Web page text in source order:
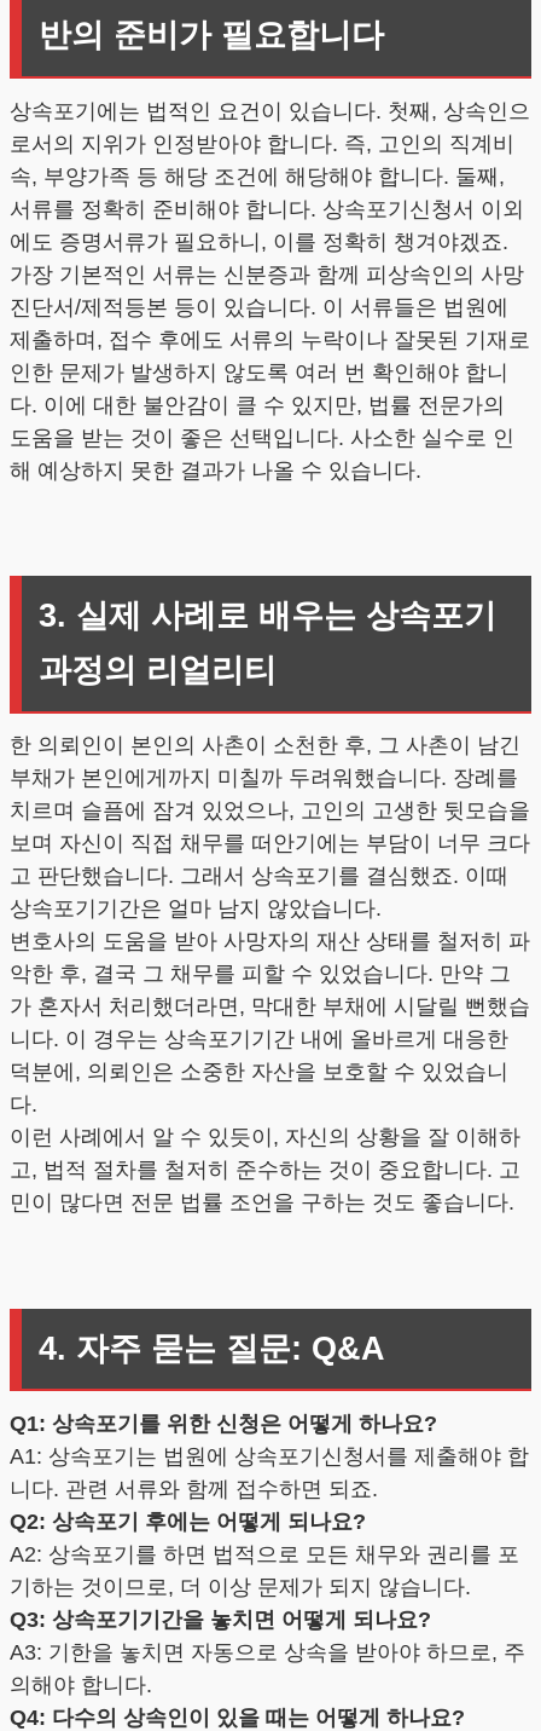
반의 준비가 필요합니다
상속포기에는 법적인 요건이 있습니다. 첫째, 상속인으
로서의 지위가 인정받아야 합니다. 즉, 고인의 직계비
속, 부양가족 등 해당 조건에 해당해야 합니다. 둘째,
서류를 정확히 준비해야 합니다. 상속포기신청서 이외
에도 증명서류가 필요하니, 이를 정확히 챙겨야겠죠.
가장 기본적인 서류는 신분증과 함께 피상속인의 사망
진단서/제적등본 등이 있습니다. 이 서류들은 법원에
제출하며, 접수 후에도 서류의 누락이나 잘못된 기재로
인한 문제가 발생하지 않도록 여러 번 확인해야 합니
다. 이에 대한 불안감이 클 수 있지만, 법률 전문가의
도움을 받는 것이 좋은 선택입니다. 사소한 실수로 인
해 예상하지 못한 결과가 나올 수 있습니다.
3. 실제 사례로 배우는 상속포기
과정의 리얼리티
한 의뢰인이 본인의 사촌이 소천한 후, 그 사촌이 남긴
부채가 본인에게까지 미칠까 두려워했습니다. 장례를
치르며 슬픔에 잠겨 있었으나, 고인의 고생한 뒷모습을
보며 자신이 직접 채무를 떠안기에는 부담이 너무 크다
고 판단했습니다. 그래서 상속포기를 결심했죠. 이때
상속포기기간은 얼마 남지 않았습니다.
변호사의 도움을 받아 사망자의 재산 상태를 철저히 파
악한 후, 결국 그 채무를 피할 수 있었습니다. 만약 그
가 혼자서 처리했더라면, 막대한 부채에 시달릴 뻔했습
니다. 이 경우는 상속포기기간 내에 올바르게 대응한
덕분에, 의뢰인은 소중한 자산을 보호할 수 있었습니
다.
이런 사례에서 알 수 있듯이, 자신의 상황을 잘 이해하
고, 법적 절차를 철저히 준수하는 것이 중요합니다. 고
민이 많다면 전문 법률 조언을 구하는 것도 좋습니다.
4. 자주 묻는 질문: Q&A
Q1: 상속포기를 위한 신청은 어떻게 하나요?
A1: 상속포기는 법원에 상속포기신청서를 제출해야 합
니다. 관련 서류와 함께 접수하면 되죠.
Q2: 상속포기 후에는 어떻게 되나요?
A2: 상속포기를 하면 법적으로 모든 채무와 권리를 포
기하는 것이므로, 더 이상 문제가 되지 않습니다.
Q3: 상속포기기간을 놓치면 어떻게 되나요?
A3: 기한을 놓치면 자동으로 상속을 받아야 하므로, 주
의해야 합니다.
Q4: 다수의 상속인이 있을 때는 어떻게 하나요?